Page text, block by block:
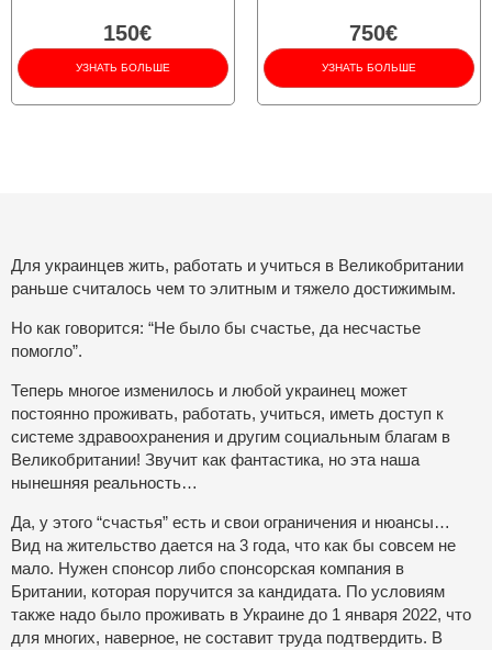
150€
УЗНАТЬ БОЛЬШЕ
750€
УЗНАТЬ БОЛЬШЕ
Для украинцев жить, работать и учиться в Великобритании
раньше считалось чем то элитным и тяжело достижимым.
Но как говорится: “Не было бы счастье, да несчастье
помогло”.
Теперь многое изменилось и любой украинец может
постоянно проживать, работать, учиться, иметь доступ к
системе здравоохранения и другим социальным благам в
Великобритании! Звучит как фантастика, но эта наша
нынешняя реальность…
Да, у этого “счастья” есть и свои ограничения и нюансы…
Вид на жительство дается на 3 года, что как бы совсем не
мало. Нужен спонсор либо спонсорская компания в
Британии, которая поручится за кандидата. По условиям
также надо было проживать в Украине до 1 января 2022, что
для многих, наверное, не составит труда подтвердить. В